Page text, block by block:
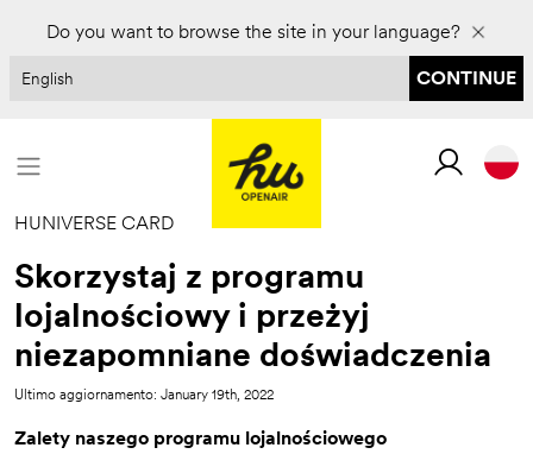
Do you want to browse the site in your language?
CONTINUE
HUNIVERSE CARD
Skorzystaj z programu
lojalnościowy i przeżyj
niezapomniane doświadczenia
Ultimo aggiornamento: January 19th, 2022
Zalety naszego programu lojalnościowego